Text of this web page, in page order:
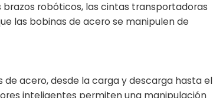
robóticos, las cintas transportadoras
las bobinas de acero se manipulen de
acero, desde la carga y descarga hasta el